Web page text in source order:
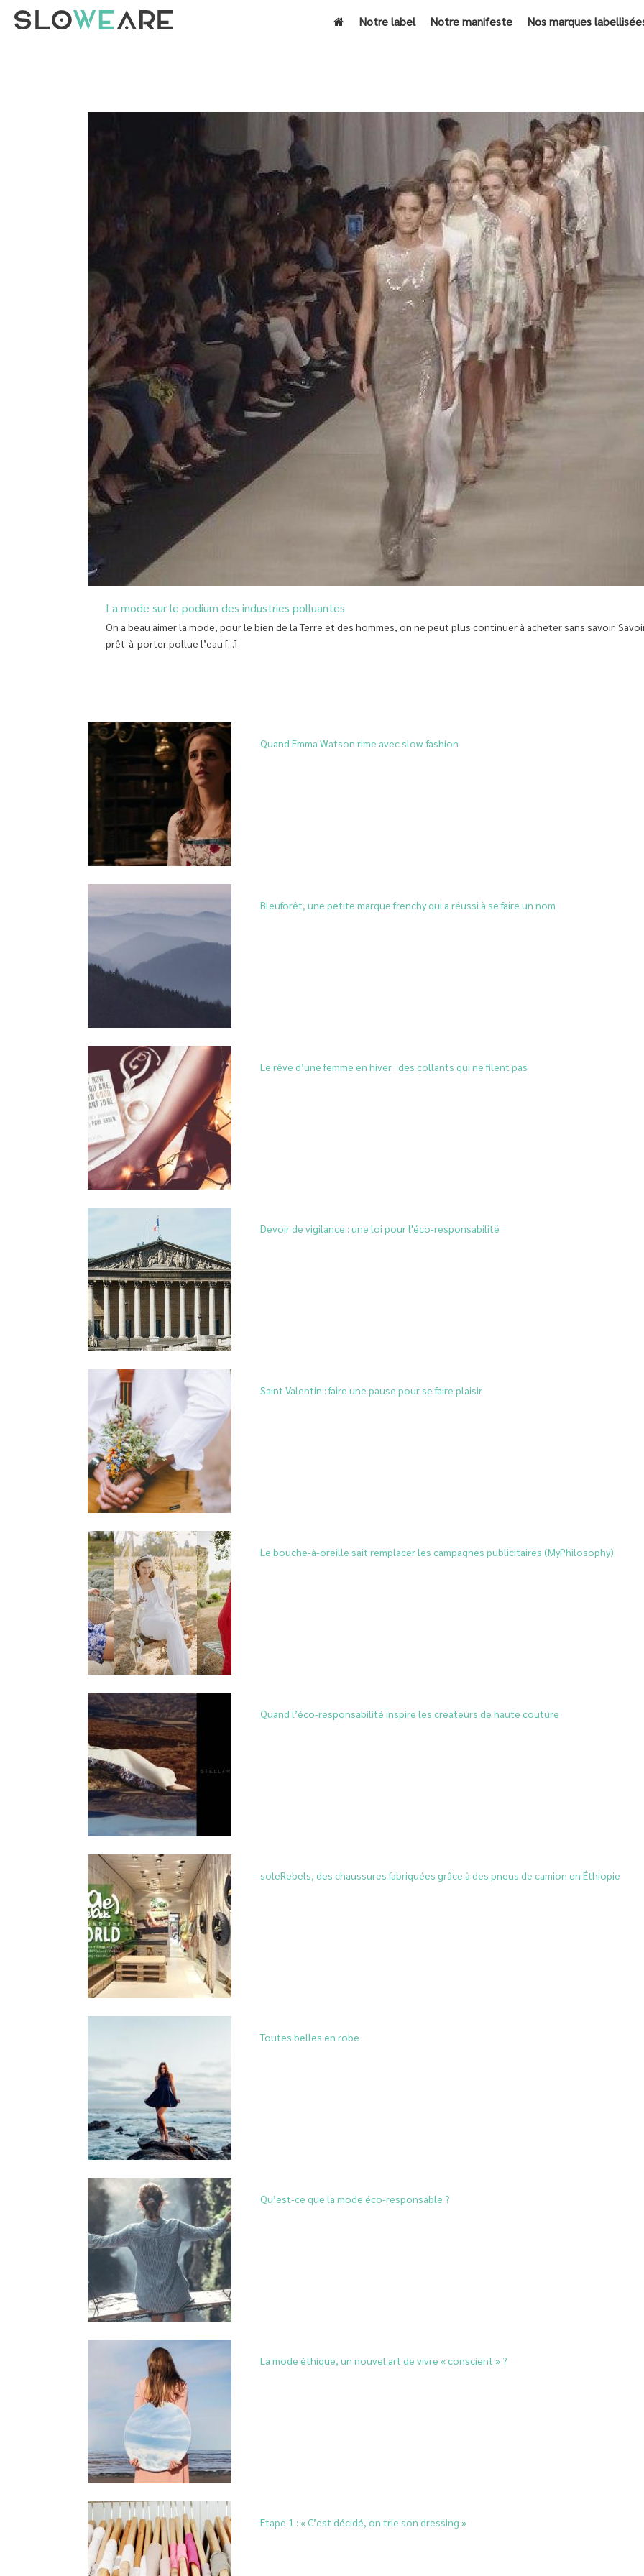
Notre label Notre manifeste Nos marques
La mode sur le podium des industries polluantes
On a beau aimer la mode, pour le bien de la Terre et des hommes, on ne peut plus continuer à acheter sans savoir.
prêt-à-porter pollue l’eau [...]
Quand Emma Watson rime avec slow-fashion
Bleuforêt, une petite marque frenchy qui a réussi à se faire un nom
Le rêve d’une femme en hiver : des collants qui ne filent pas
Devoir de vigilance : une loi pour l'éco-responsabilité
Saint Valentin : faire une pause pour se faire plaisir
Le bouche-à-oreille sait remplacer les campagnes publicitaires (MyPhilosophy)
Quand l’éco-responsabilité inspire les créateurs de haute couture
soleRebels, des chaussures fabriquées grâce à des pneus de camion en Éthiopie
Toutes belles en robe
Qu’est-ce que la mode éco-responsable ?
La mode éthique, un nouvel art de vivre « conscient » ?
Etape 1 : « C’est décidé, on trie son dressing »